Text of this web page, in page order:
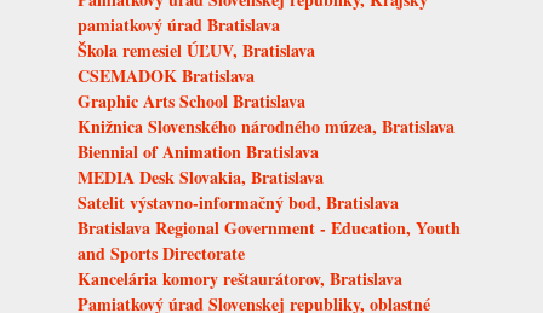
pamiatkový úrad Bratislava
Škola remesiel ÚĽUV, Bratislava
CSEMADOK Bratislava
Graphic Arts School Bratislava
Knižnica Slovenského národného múzea, Bratislava
Biennial of Animation Bratislava
MEDIA Desk Slovakia, Bratislava
Satelit výstavno-informačný bod, Bratislava
Bratislava Regional Government - Education, Youth
and Sports Directorate
Kancelária komory reštaurátorov, Bratislava
Pamiatkový úrad Slovenskej republiky, oblastné